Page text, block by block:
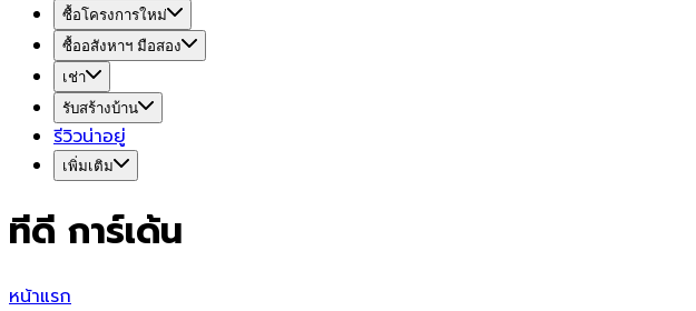
ซื้อโครงการใหม่
ซื้ออสังหาฯ มือสอง
เช่า
รับสร้างบ้าน
รีวิวน่าอยู่
เพิ่มเติม
ทีดี การ์เด้น
หน้าแรก